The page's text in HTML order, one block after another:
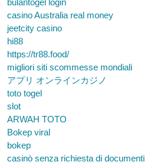
casino Australia real money
jeetcity casino
hi88
https://tr88.food/
migliori siti scommesse mondiali
アプリ オンラインカジノ
toto togel
slot
ARWAH TOTO
Bokep viral
bokep
casinò senza richiesta di documenti